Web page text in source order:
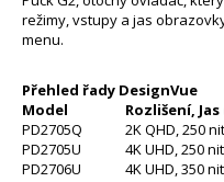
režimy, vstupy a jas
menu.
Přehled řady DesignVue
Model
Rozlišení,
PD2705Q
2K QHD, 250 nit
PD2705U
4K UHD, 250 nit
PD2706U
4K UHD, 350 nit